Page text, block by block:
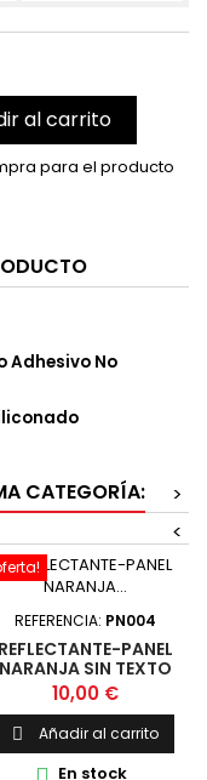
al carrito
para el producto
Adhesivo No
CATEGORÍA:
>
<
REFERENCIA: PN004
REFLECTANTE-PANEL
NARANJA SIN TEXTO
300X400 MM
Precio
10,00 €
 Añadir al carrito
En stock